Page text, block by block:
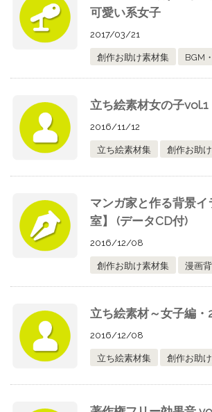
可愛い系女子
2017/03/21
創作お助け素材集 BGM
立ち絵素材女の子vol.1
2016/11/12
立ち絵素材集 創作お助
マンガ家と作る背景イ
室】 (データCD付)
2016/12/08
創作お助け素材集 漫画
立ち絵素材～女子編・
2016/12/08
立ち絵素材集 創作お助